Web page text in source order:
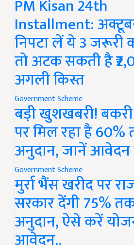
PM Kisan 24th
Installment:
निपटा लें ये 3 जरूरी
तो अटक सकती है
अगली किस्त
Government Scheme
बड़ी खुशखबरी!
पर मिल रहा है 60%
अनुदान, जानें आवेदन
Government Scheme
मुर्रा भैंस खरीद पर
सरकार देंगी 75%
अनुदान, ऐसे करें